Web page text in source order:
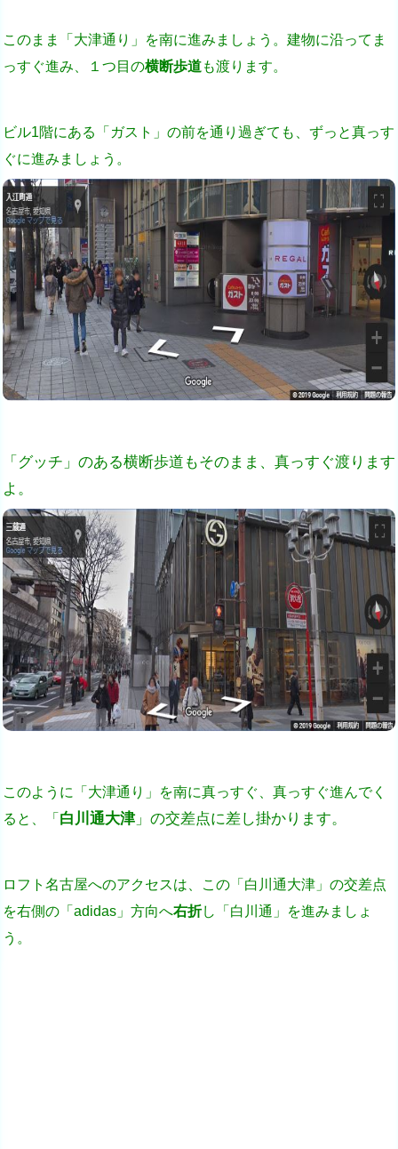
このまま「大津通り」を南に進みましょう。建物に沿ってま
っすぐ進み、１つ目の横断歩道も渡ります。
ビル1階にある「ガスト」の前を通り過ぎても、ずっと真っす
ぐに進みましょう。
「グッチ」のある横断歩道もそのまま、真っすぐ渡ります
よ。
このように「大津通り」を南に真っすぐ、真っすぐ進んでく
ると、「 白川通大津」の交差点に差し掛かります。
ロフト名古屋へのアクセスは、この「白川通大津」の交差点
を右側の「adidas」方向へ右折し「白川通」を進みましょ
う。